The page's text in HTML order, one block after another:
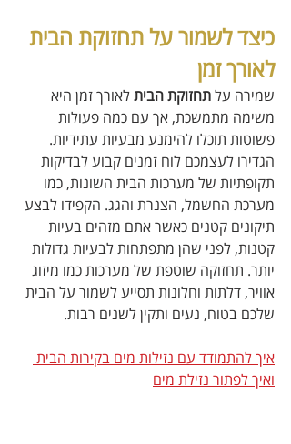
כיצד לשמור על תחזוקת הבית
לאורך זמן
שמירה על תחזוקת הבית לאורך זמן היא
משימה מתמשכת, אך עם כמה פעולות
פשוטות תוכלו להימנע מבעיות עתידיות.
הגדירו לעצמכם לוח זמנים קבוע לבדיקות
תקופתיות של מערכות הבית השונות, כמו
מערכת החשמל, הצנרת והגג. הקפידו לבצע
תיקונים קטנים כאשר אתם מזהים בעיות
קטנות, לפני שהן מתפתחות לבעיות גדולות
יותר. תחזוקה שוטפת של מערכות כמו מיזוג
אוויר, דלתות וחלונות תסייע לשמור על הבית
שלכם בטוח, נעים ותקין לשנים רבות.
איך להתמודד עם נזילות מים בקירות הבית
ואיך לפתור נזילת מים